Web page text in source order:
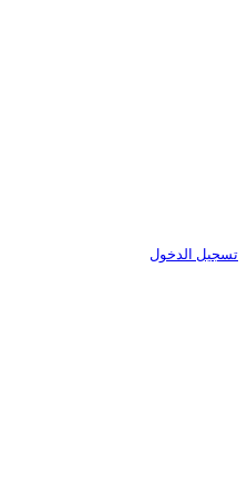
تسجيل الدخول